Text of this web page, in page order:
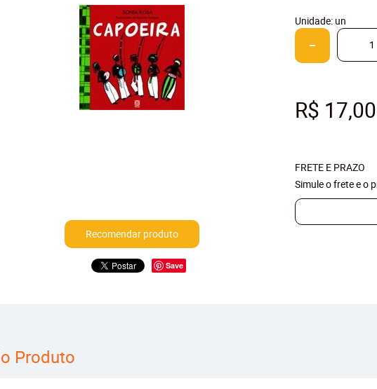
Recomendar produto
Save
Unidade: un
R$ 17,00
FRETE E PRAZO
Simule o frete e o
Produto